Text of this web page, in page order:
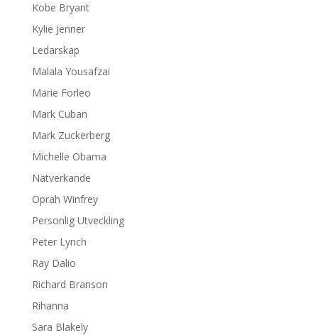
Kobe Bryant
Kylie Jenner
Ledarskap
Malala Yousafzai
Marie Forleo
Mark Cuban
Mark Zuckerberg
Michelle Obama
Nätverkande
Oprah Winfrey
Personlig Utveckling
Peter Lynch
Ray Dalio
Richard Branson
Rihanna
Sara Blakely